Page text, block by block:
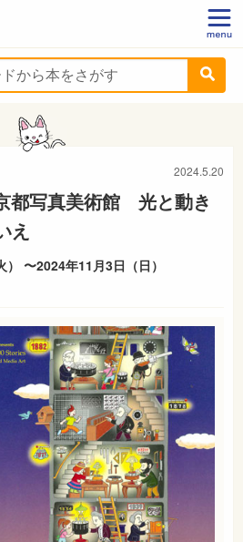
2024.5.20
都写真美術館 光と動き
え
〜2024年11月3日（日）